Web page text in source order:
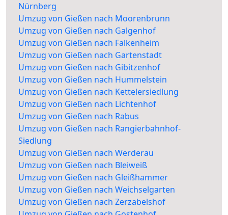
Nürnberg
Umzug von Gießen nach Moorenbrunn
Umzug von Gießen nach Galgenhof
Umzug von Gießen nach Falkenheim
Umzug von Gießen nach Gartenstadt
Umzug von Gießen nach Gibitzenhof
Umzug von Gießen nach Hummelstein
Umzug von Gießen nach Kettelersiedlung
Umzug von Gießen nach Lichtenhof
Umzug von Gießen nach Rabus
Umzug von Gießen nach Rangierbahnhof-
Siedlung
Umzug von Gießen nach Werderau
Umzug von Gießen nach Bleiweiß
Umzug von Gießen nach Gleißhammer
Umzug von Gießen nach Weichselgarten
Umzug von Gießen nach Zerzabelshof